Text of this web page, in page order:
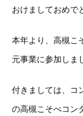
おけましておめで
本年より、高槻こ
元事業に参加しま
付きましては、コ
の高槻こそべコン